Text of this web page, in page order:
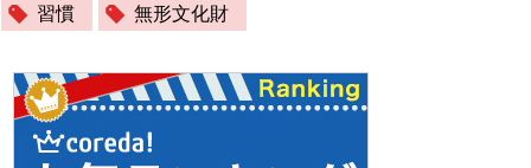
習慣
無形文化財